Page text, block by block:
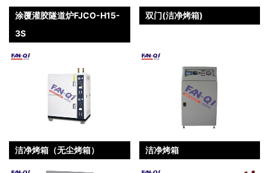
涂覆灌胶隧道炉FJCO-H15-
3S
双门(洁净烤箱)
洁净烤箱（无尘烤箱） 洁净烤箱